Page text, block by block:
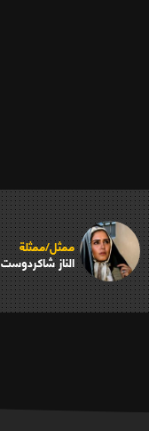
ممثل/ممثلة
الناز شاكردوست